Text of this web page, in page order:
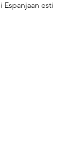
Espanjaan esti